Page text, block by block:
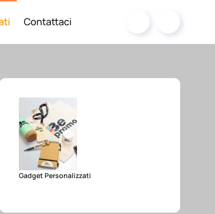
Contattaci
Gadget Personalizzati